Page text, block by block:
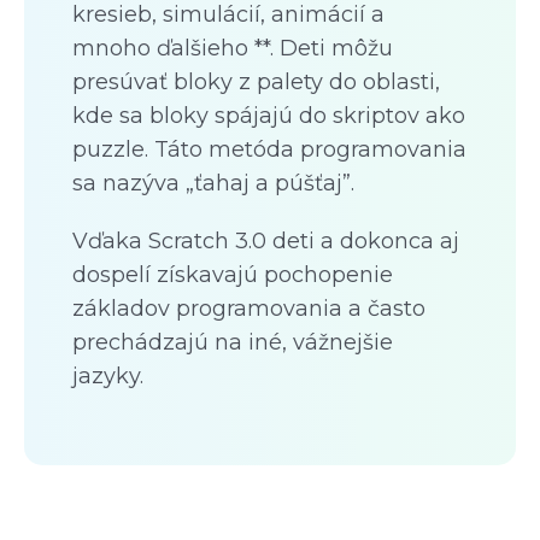
kresieb, simulácií, animácií a
mnoho ďalšieho **. Deti môžu
presúvať bloky z palety do oblasti,
kde sa bloky spájajú do skriptov ako
puzzle. Táto metóda programovania
sa nazýva „ťahaj a púšťaj”.
Vďaka Scratch 3.0 deti a dokonca aj
dospelí získavajú pochopenie
základov programovania a často
prechádzajú na iné, vážnejšie
jazyky.